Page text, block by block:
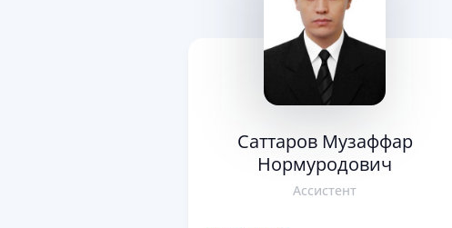
Саттаров Музаффар
Нормуродович
Aссистент